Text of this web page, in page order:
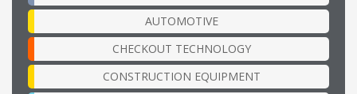
AUTOMOTIVE
CHECKOUT TECHNOLOGY
CONSTRUCTION EQUIPMENT